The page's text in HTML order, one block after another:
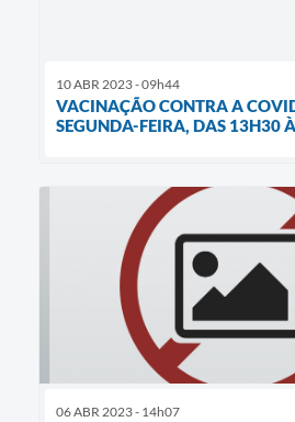
10 ABR 2023 - 09h44
VACINAÇÃO CONTRA A
SEGUNDA-FEIRA, DAS 13H30
06 ABR 2023 - 14h07